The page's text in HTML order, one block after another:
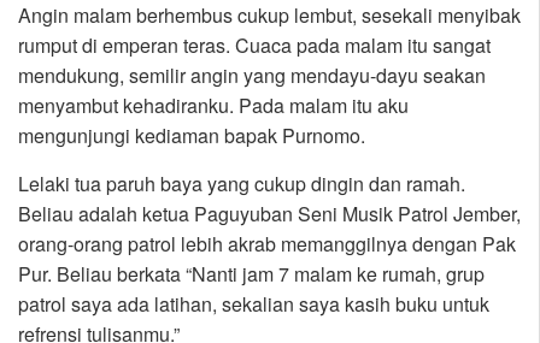
Angin malam berhembus cukup lembut, sesekali menyibak
rumput di emperan teras. Cuaca pada malam itu sangat
mendukung, semilir angin yang mendayu-dayu seakan
menyambut kehadiranku. Pada malam itu aku
mengunjungi kediaman bapak Purnomo.
Lelaki tua paruh baya yang cukup dingin dan ramah.
Beliau adalah ketua Paguyuban Seni Musik Patrol Jember,
orang-orang patrol lebih akrab memanggilnya dengan Pak
Pur. Beliau berkata “Nanti jam 7 malam ke rumah, grup
patrol saya ada latihan, sekalian saya kasih buku untuk
refrensi tulisanmu.”